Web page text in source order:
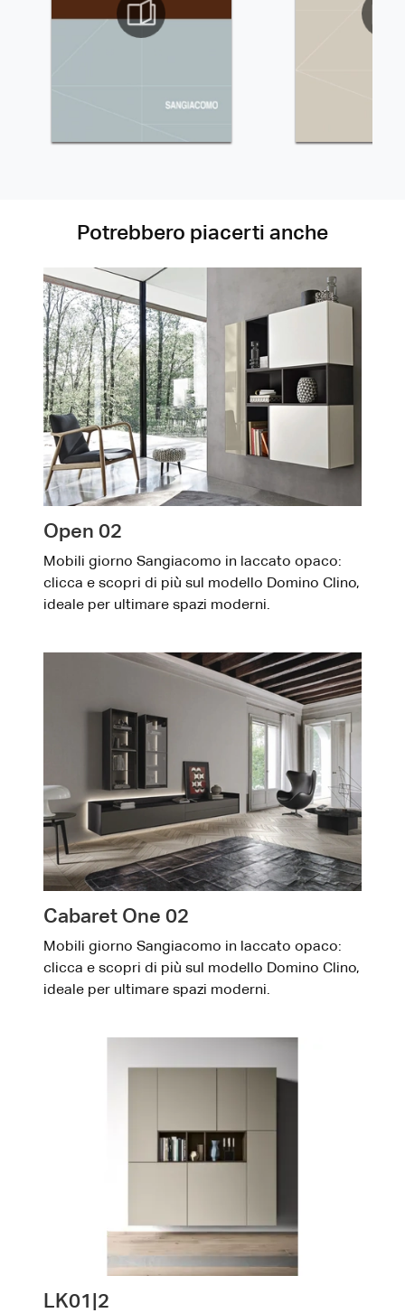
Potrebbero piacerti anche
Open 02
Mobili giorno Sangiacomo in laccato opaco:
clicca e scopri di più sul modello Domino Clino,
ideale per ultimare spazi moderni.
Cabaret One 02
Mobili giorno Sangiacomo in laccato opaco:
clicca e scopri di più sul modello Domino Clino,
ideale per ultimare spazi moderni.
LK01|2